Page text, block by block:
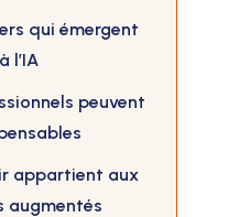
qui émergent
l’IA
peuvent
appartient aux
augmentés